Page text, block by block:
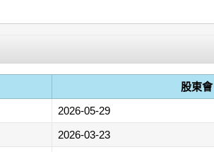
股東會
2026-05-29
2026-03-23